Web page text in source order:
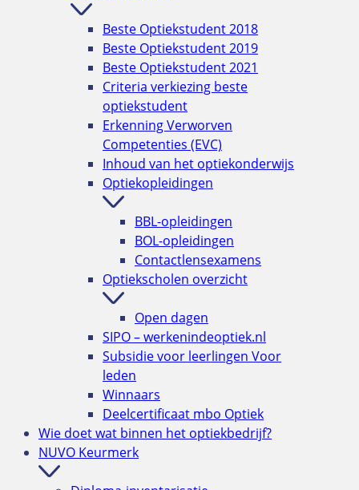
Beste Optiekstudent 2018
Beste Optiekstudent 2019
Beste Optiekstudent 2021
Criteria verkiezing beste
optiekstudent
Erkenning Verworven
Competenties (EVC)
Inhoud van het optiekonderwijs
Optiekopleidingen
BBL-opleidingen
BOL-opleidingen
Contactlensexamens
Optiekscholen overzicht
Open dagen
SIPO – werkenindeoptiek.nl
Subsidie voor leerlingen Voor
leden
Winnaars
Deelcertificaat mbo Optiek
Wie doet wat binnen het optiekbedrijf?
NUVO Keurmerk